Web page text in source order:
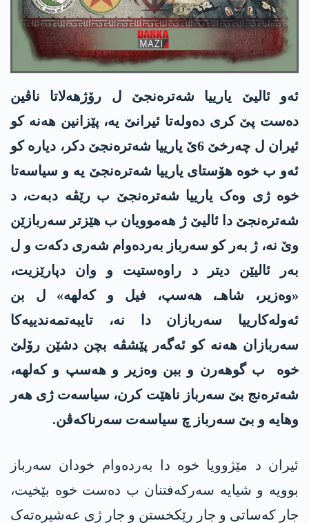
ئەو ئالیێ یارییا شەترەنجێ ل رۆژھەلاتا ناڤین
دەست پێ کری دەوله‌تا ئیرانێ یە، پێزانین ھەنە کو
ئیران ل چەرخێ 6ێ یارییا شەترەنجێ دکر، دیارە کو
ئەو ب خوه‌ هۆستای یارییا شەترەنجێ یە و سیاسەتا
خوه‌ ژی وەک یارییا شەترەنجێ ب رێڤە دبەت، د
شەترەنجێ دا ئالیێ ژ هه‌موویان ب ھێزتر سەربازێن
وێ نە، ژ بەر کو سەرباز بەردەوام شەری دکەت و ل
بەر ئالیێن دیتر د راوەستیت و وان دپارێزیت،
«وەزیر، شاهـ، ھەسپ، فیل و كه‌لهه‌» ل بن
ئەولەکارییا سەربازان دا نە، تایبەتمەندییەکا
سەربازان ھەنە کو ئەگەر پێشڤە بچن دشێن رۆلێ
خوه‌ ب گوهه‌رن و ببن وەزیر و ھەسپ و كه‌لهه‌،
شەترەنج بێ سەرباز ناھێت کرن، سیاسەت ژی هه‌ر
وهایه‌ و بێ سەرباز چ سیاسەت سەرناکەڤن.
ئیران د مێژوویا خوه‌ دا بەردەوام خودان سەرباز
بوویە و شیایە سەرکەفتنان ب دەست خوه‌ بێخیت،
جار کەساتی و جار رێکخستن و جار ژی عەشیرەتەک